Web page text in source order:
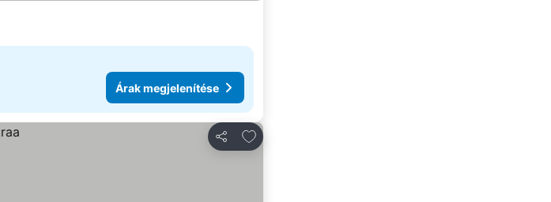
Árak megjelenítése
Megosztás
Hozzáadás a kedvencekhez